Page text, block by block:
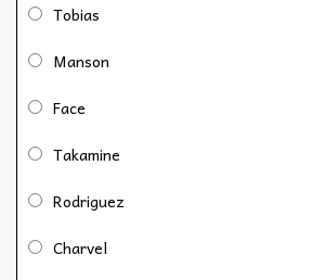
Tobias
Manson
Face
Takamine
Rodriguez
Charvel